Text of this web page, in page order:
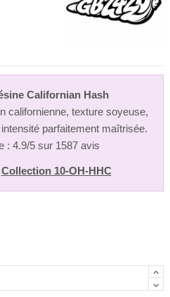
Californian Hash
californienne, texture soyeuse,
parfaitement maîtrisée.
: 4.9/5 sur 1587 avis
Collection 10-OH-HHC